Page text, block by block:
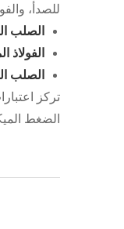
للصدأ،
الصلب
الفولاذ
الصلب
تركز
الضغط